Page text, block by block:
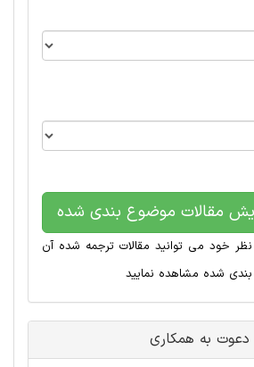
مقالات موضوع بندی شده
نظر خود می توانید مقالات ترجمه شده آن
شده مشاهده نمایید
دعوت به همکاری